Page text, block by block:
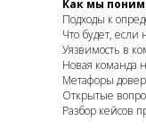
Как мы
Подходы к
Что будет, если
Уязвимость в
Новая команда
Метафоры
Открытые
Разбор кейсов